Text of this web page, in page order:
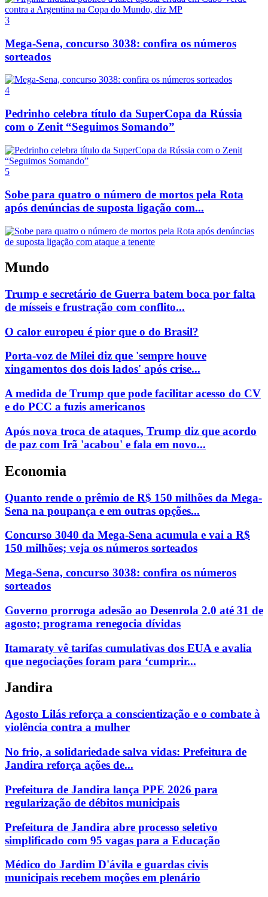
3
Mega-Sena, concurso 3038: confira os números
sorteados
4
Pedrinho celebra título da SuperCopa da Rússia
com o Zenit “Seguimos Somando”
5
Sobe para quatro o número de mortos pela Rota
após denúncias de suposta ligação com...
Mundo
Trump e secretário de Guerra batem boca por falta
de mísseis e frustração com conflito...
O calor europeu é pior que o do Brasil?
Porta-voz de Milei diz que 'sempre houve
xingamentos dos dois lados' após crise...
A medida de Trump que pode facilitar acesso do CV
e do PCC a fuzis americanos
Após nova troca de ataques, Trump diz que acordo
de paz com Irã 'acabou' e fala em novo...
Economia
Quanto rende o prêmio de R$ 150 milhões da Mega-
Sena na poupança e em outras opções...
Concurso 3040 da Mega-Sena acumula e vai a R$
150 milhões; veja os números sorteados
Mega-Sena, concurso 3038: confira os números
sorteados
Governo prorroga adesão ao Desenrola 2.0 até 31 de
agosto; programa renegocia dívidas
Itamaraty vê tarifas cumulativas dos EUA e avalia
que negociações foram para ‘cumprir...
Jandira
Agosto Lilás reforça a conscientização e o combate à
violência contra a mulher
No frio, a solidariedade salva vidas: Prefeitura de
Jandira reforça ações de...
Prefeitura de Jandira lança PPE 2026 para
regularização de débitos municipais
Prefeitura de Jandira abre processo seletivo
simplificado com 95 vagas para a Educação
Médico do Jardim D'ávila e guardas civis
municipais recebem moções em plenário